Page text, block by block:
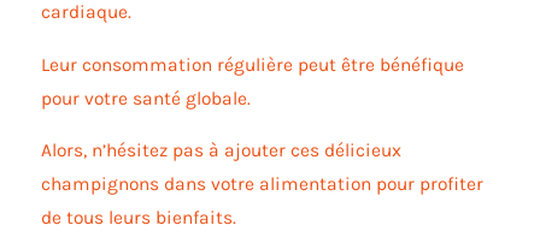
cardiaque.
Leur consommation régulière peut être bénéfique
pour votre santé globale.
Alors, n’hésitez pas à ajouter ces délicieux
champignons dans votre alimentation pour profiter
de tous leurs bienfaits.